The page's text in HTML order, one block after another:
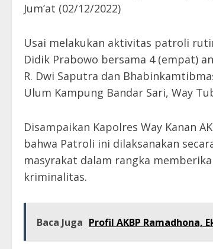
Jum’at (02/12/2022)
Usai melakukan aktivitas patroli
Didik Prabowo bersama 4 (empat)
R. Dwi Saputra dan
Ulum Kampung Bandar Sari, Way
Disampaikan Kapolres Way Kanan
bahwa Patroli ini dilaksanakan
masyrakat dalam rangka
kriminalitas.
Baca Juga Profil AKBP Ramadhona,